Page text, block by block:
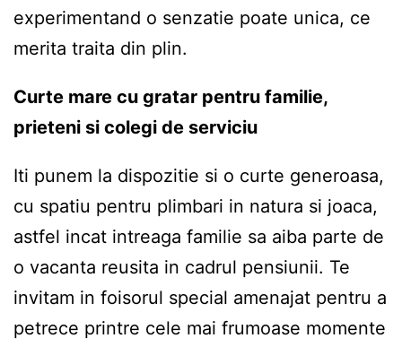
experimentand o senzatie poate unica, ce
merita traita din plin.
Curte mare cu gratar pentru familie,
prieteni si colegi de serviciu
Iti punem la dispozitie si o curte generoasa,
cu spatiu pentru plimbari in natura si joaca,
astfel incat intreaga familie sa aiba parte de
o vacanta reusita in cadrul pensiunii. Te
invitam in foisorul special amenajat pentru a
petrece printre cele mai frumoase momente